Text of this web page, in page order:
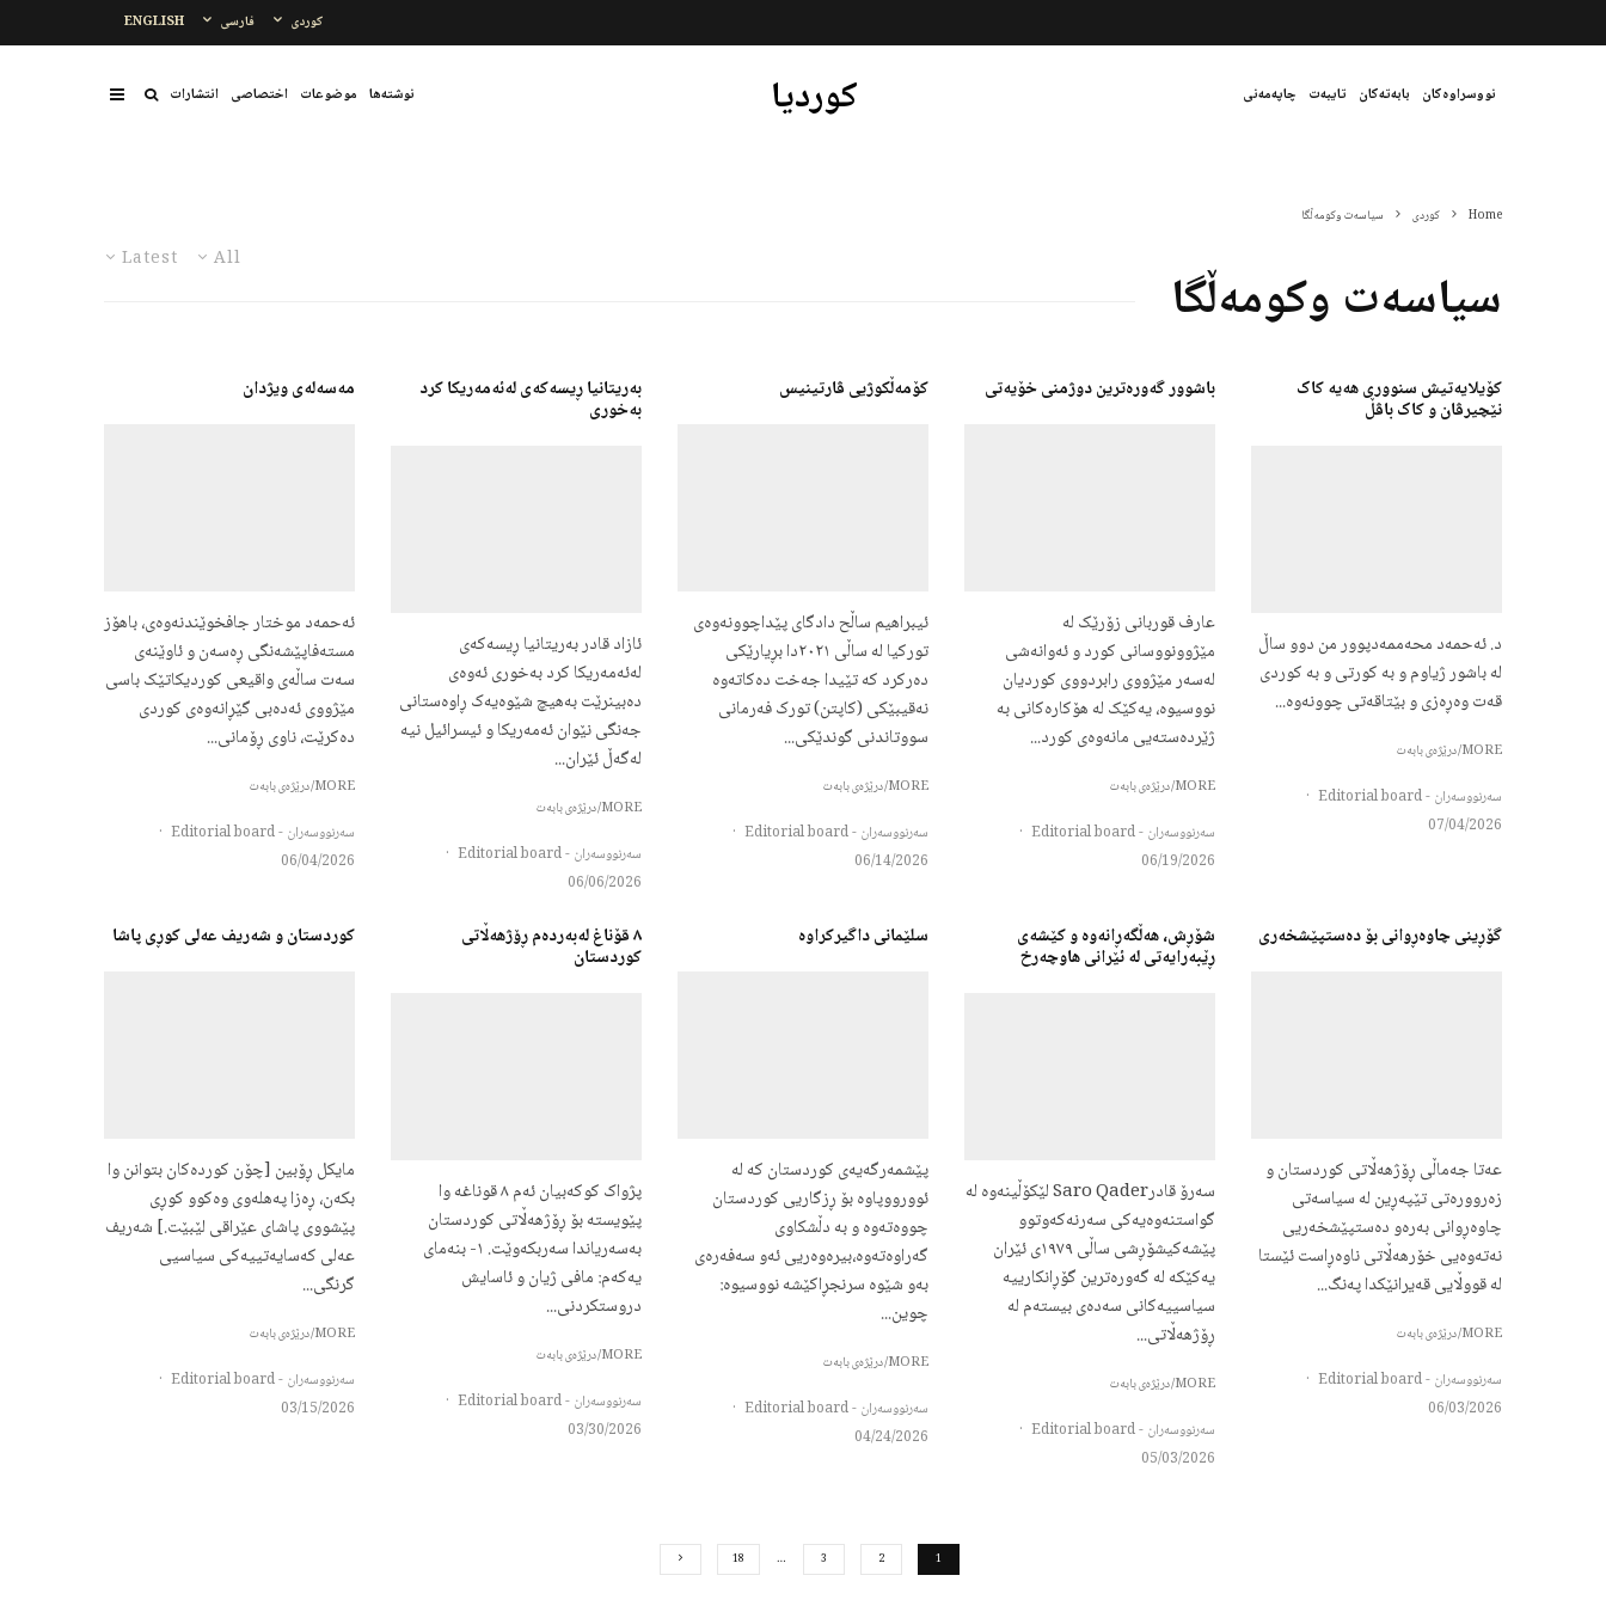
ENGLISH فارسی کوردی
نووسراوەکان بابەتەکان تایبەت چاپەمەنی کوردیا نوشتەها موضوعات اختصاصی انتشارات
Home کوردی سیاسەت وکومەڵگا
All
Latest
سیاسەت وکومەڵگا
کۆیلایەتیش سنووری هەیە کاک
نێچیرڤان و کاک باڤڵ
د. ئەحمەد محەممەدپوور من دوو ساڵ
لە باشور ژیاوم و بە کورتی و بە کوردی
قەت وەڕەزی و بێتاقەتی چوونەوە...
MORE/درێژەی بابەت
سەرنووسەران - Editorial board
·
07/04/2026
باشوور گەورەترین دوژمنی خۆیەتی
عارف قوربانی زۆرێک لە
مێژوونووسانى کورد و ئەوانەشى
لەسەر مێژووی رابردووی کوردیان
نووسیوە، یەکێک لە هۆکارەکانى بە
ژێردەستەیى مانەوەى کورد...
MORE/درێژەی بابەت
سەرنووسەران - Editorial board
·
06/19/2026
کۆمەڵکوژیی ڤارتینیس
ئیبراهیم ساڵح دادگای پێداچوونەوەی
تورکیا لە ساڵی ٢٠٢١دا بڕیارێکی
دەرکرد کە تێیدا جەخت دەکاتەوە
نەقیبێکی (کاپتن) تورک فەرمانی
سووتاندنی گوندێکی...
MORE/درێژەی بابەت
سەرنووسەران - Editorial board
·
06/14/2026
بەریتانیا ڕیسەکەی لەئەمەریکا کرد
بەخوری
ئازاد قادر بەریتانیا ڕیسەکەی
لەئەمەریکا کرد بەخوری ئەوەی
دەبینرێت بەهیچ شێوەیەک ڕاوەستانی
جەنگی نێوان ئەمەریکا و ئیسرائیل نیە
لەگەڵ ئێران...
MORE/درێژەی بابەت
سەرنووسەران - Editorial board
·
06/06/2026
مەسەلەی ویژدان
ئەحمەد موختار جافخوێندنەوەی، باهۆز
مستەفاپێشەنگی ڕەسەن و ئاوێنەی
سەت ساڵەی واقیعی کوردیکاتێک باسی
مێژووی ئەدەبی گێڕانەوەی کوردی
دەکرێت، ناوی ڕۆمانی...
MORE/درێژەی بابەت
سەرنووسەران - Editorial board
·
06/04/2026
گۆڕینی چاوەڕوانی بۆ دەستپێشخەری
عەتا جەماڵی ڕۆژهەڵاتی کوردستان و
زەروورەتی تێپەڕین لە سیاسەتی
چاوەڕوانی بەرەو دەستپێشخەریی
نەتەوەیی خۆرهەڵاتی ناوەڕاست ئێستا
لە قووڵایی قەیرانێکدا پەنگ...
MORE/درێژەی بابەت
سەرنووسەران - Editorial board
·
06/03/2026
شۆڕش، هەڵگەڕانەوە و کێشەی
ڕێبەرایەتی لە ئێرانی هاوچەرخ
سەرۆ قادرSaro Qader لێکۆڵینەوە لە
گواستنەوەیەکی سەرنەکەوتوو
پێشەکیشۆڕشی ساڵی ١٩٧٩ی ئێران
یەکێکە لە گەورەترین گۆڕانکارییە
سیاسییەکانی سەدەی بیستەم لە
ڕۆژهەڵاتی...
MORE/درێژەی بابەت
سەرنووسەران - Editorial board
·
05/03/2026
سلێمانی داگیرکراوه
پێشمەرگەیەی کوردستان کە لە
ئوورووپاوە بۆ ڕزگاریی کوردستان
چووەتەوە و بە دڵشکاوی
گەراوەتەوە،بیرەوەریی ئەو سەفەرەی
بەو شێوە سرنجڕاکێشە نووسیوە:
چوین...
MORE/درێژەی بابەت
سەرنووسەران - Editorial board
·
04/24/2026
٨ قۆناغ لەبەردەم ڕۆژهەڵاتی
کوردستان
پژواک کوکەبیان ئەم ٨ قوناغه وا
پێویسته بۆ ڕۆژهەڵاتی کوردستان
بەسەریاندا سەربکەوێت. ١- بنەمای
یەکەم: مافی ژیان و ئاسایش
دروستکردنی...
MORE/درێژەی بابەت
سەرنووسەران - Editorial board
·
03/30/2026
کوردستان و شەریف عەلی کوڕی پاشا
مایکل ڕۆبین [چۆن کوردەکان بتوانن وا
بکەن، ڕەزا پەهلەوی وەکوو کوڕی
پێشووی پاشای عێراقی لێبێت.] شەریف
عەلی کەسایەتییەکی سیاسیی
گرنگی...
MORE/درێژەی بابەت
سەرنووسەران - Editorial board
·
03/15/2026
1
2
3
…
18